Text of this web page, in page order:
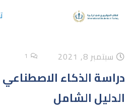
سبتمبر 8, 2021 1
دراسة الذكاء
الدليل الشامل